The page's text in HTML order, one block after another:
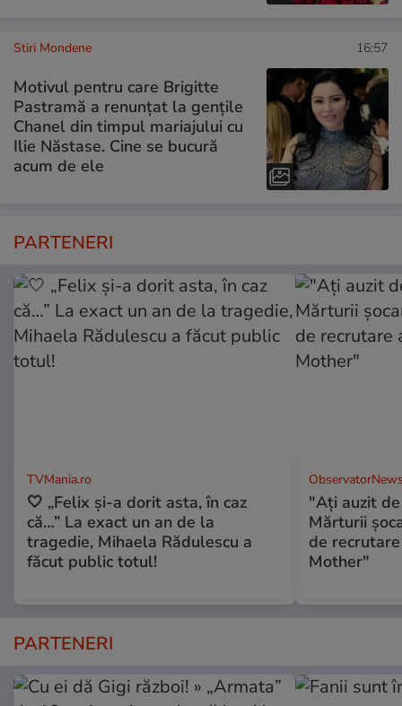
Stiri Mondene 16:57
Motivul pentru care Brigitte
Pastramă a renunțat la gențile
Chanel din timpul mariajului cu
Ilie Năstase. Cine se bucură
acum de ele
PARTENERI
TVMania.ro
🤍 „Felix și-a dorit asta, în caz
că…” La exact un an de la
tragedie, Mihaela Rădulescu a
făcut public totul!
"Aţi auzit
Mărturii
de
Mother"
PARTENERI